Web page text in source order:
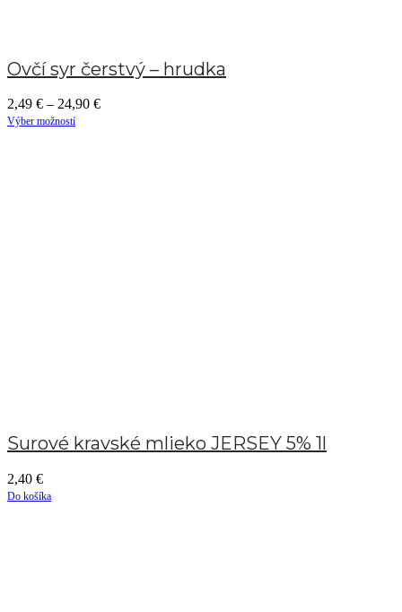
Ovčí syr čerstvý – hrudka
2,49 € – 24,90 €
Výber možností
Surové kravské mlieko JERSEY 5% 1l
2,40 €
Do košíka